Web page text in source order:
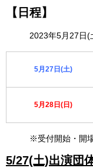
【日程】
2023年5月27日(
5月27日(土)
5月28日(日)
※受付開始・開
5/27(土)出演団